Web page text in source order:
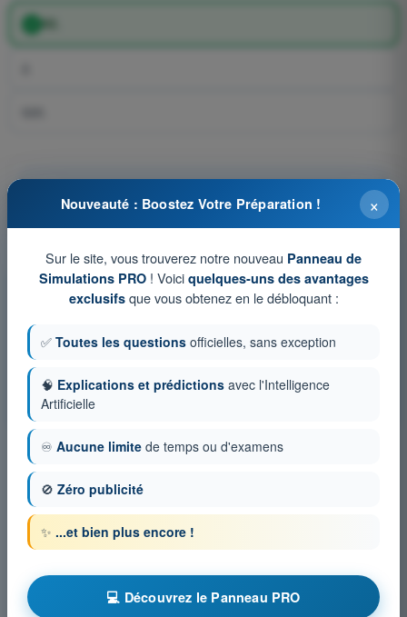
02.
Question 100 sur 409
Tests d'entraînement et examens blancs
chronométrés QCM ULM - Ultra Léger Motorisé
Simulation d'examen ULM - Aérodynamique
Examen en PDF ULM - Aérodynamique
×
Nouveauté : Boostez Votre Préparation !
Sur le site, vous trouverez notre nouveau Panneau de
Simulations PRO! Voici quelques-uns des avantages
exclusifsque vous obtenez en le débloquant :
✅ Toutes les questions officielles, sans exception
🧠 Explications et prédictions avec l'Intelligence
Artificielle
♾️ Aucune limite de temps ou d'examens
🚫 Zéro publicité
✨ ...et bien plus encore !
💻 Découvrez le Panneau PRO